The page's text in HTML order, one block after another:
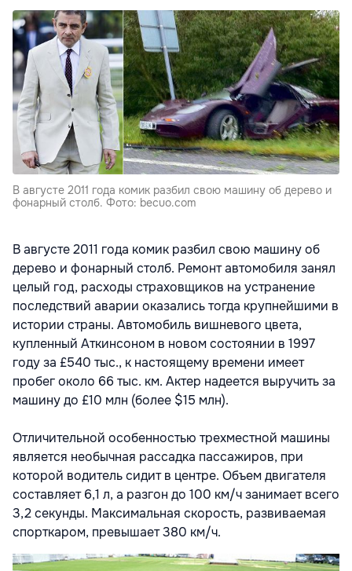
В августе 2011 года комик разбил свою машину об дерево и
фонарный столб. Фото: becuo.com
В августе 2011 года комик разбил свою машину об
дерево и фонарный столб. Ремонт автомобиля занял
целый год, расходы страховщиков на устранение
последствий аварии оказались тогда крупнейшими в
истории страны. Автомобиль вишневого цвета,
купленный Аткинсоном в новом состоянии в 1997
году за £540 тыс., к настоящему времени имеет
пробег около 66 тыс. км. Актер надеется выручить за
машину до £10 млн (более $15 млн).
Отличительной особенностью трехместной машины
является необычная рассадка пассажиров, при
которой водитель сидит в центре. Объем двигателя
составляет 6,1 л, а разгон до 100 км/ч занимает всего
3,2 секунды. Максимальная скорость, развиваемая
спорткаром, превышает 380 км/ч.